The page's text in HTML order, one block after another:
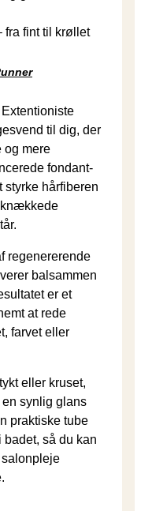
fra fint til krøllet
til dig, der
mere
fondant-
styrke hårfiberen
knækkede
regenererende
balsammen
er et
at rede
farvet eller
eller kruset,
synlig glans
praktiske tube
så du kan